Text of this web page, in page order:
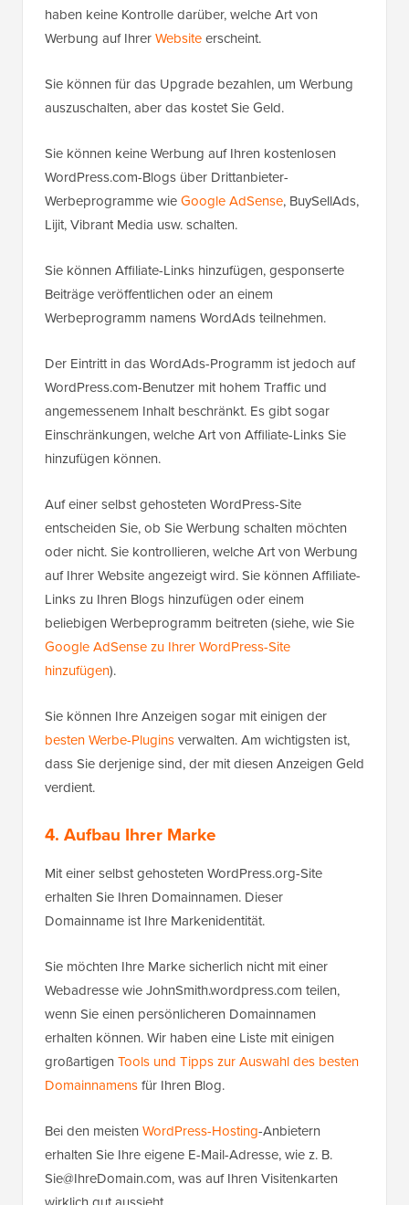
haben keine Kontrolle darüber, welche Art von
Werbung auf IhrerWebsiteerscheint.
Sie können für das Upgrade bezahlen, um Werbung
auszuschalten, aber das kostet Sie Geld.
Sie können keine Werbung auf Ihren kostenlosen
WordPress.com-Blogs über Drittanbieter-
Werbeprogramme wieGoogle AdSense, BuySellAds,
Lijit, Vibrant Media usw. schalten.
Sie können Affiliate-Links hinzufügen, gesponserte
Beiträge veröffentlichen oder an einem
Werbeprogramm namens WordAds teilnehmen.
Der Eintritt in das WordAds-Programm ist jedoch auf
WordPress.com-Benutzer mit hohem Traffic und
angemessenem Inhalt beschränkt. Es gibt sogar
Einschränkungen, welche Art von Affiliate-Links Sie
hinzufügen können.
Auf einer selbst gehosteten WordPress-Site
entscheiden Sie, ob Sie Werbung schalten möchten
oder nicht. Sie kontrollieren, welche Art von Werbung
auf Ihrer Website angezeigt wird. Sie können Affiliate-
Links zu Ihren Blogs hinzufügen oder einem
beliebigen Werbeprogramm beitreten (siehe, wie Sie
Google AdSense zu Ihrer WordPress-Site
hinzufügen).
Sie können Ihre Anzeigen sogar mit einigen der
besten Werbe-Pluginsverwalten. Am wichtigsten ist,
dass Sie derjenige sind, der mit diesen Anzeigen Geld
verdient.
4. Aufbau Ihrer Marke
Mit einer selbst gehosteten WordPress.org-Site
erhalten Sie Ihren Domainnamen. Dieser
Domainname ist Ihre Markenidentität.
Sie möchten Ihre Marke sicherlich nicht mit einer
Webadresse wie JohnSmith.wordpress.com teilen,
wenn Sie einen persönlicheren Domainnamen
erhalten können. Wir haben eine Liste mit einigen
großartigen Tools und Tipps zur Auswahl des besten
Domainnamensfür Ihren Blog.
Bei den meisten WordPress-Hosting-Anbietern
erhalten Sie Ihre eigene E-Mail-Adresse, wie z. B.
Sie@IhreDomain.com, was auf Ihren Visitenkarten